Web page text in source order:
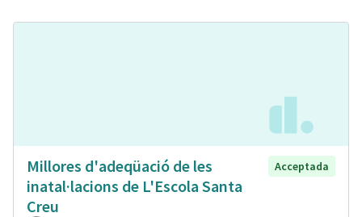
Millores d'adeqüació de les
inatal·lacions de L'Escola Santa
Creu
Acceptada